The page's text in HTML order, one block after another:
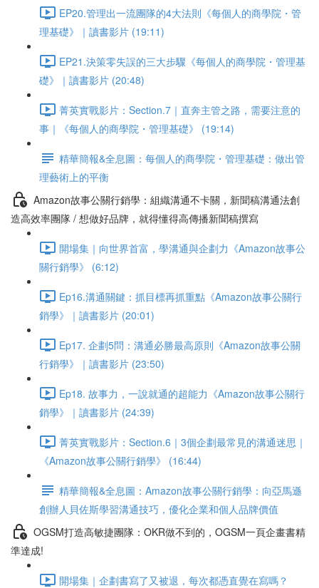
EP20.管理出一流團隊的4大法則《每個人的商學院・管
理基礎》｜讀書影片 (19:11)
EP21.決策零失誤的三大步驟《每個人的商學院・管理基
礎》｜讀書影片 (20:48)
菁英實戰影片：Section.7｜直奔主管之路，需要注意的
事｜《每個人的商學院・管理基礎》 (19:14)
精華簡報&全息圖：每個人的商學院・管理基礎：做出管
理藝術上的平衡
Amazon故事公關行銷學：組織溝通不卡關，新聞稿溝通法創
造高效率團隊 / 想做好品牌，就得懂得高傳播新聞稿撰寫
開場集｜向世界首富，學溝通與企劃力《Amazon故事公
關行銷學》 (6:12)
Ep16.溝通關鍵：抓目標再抓重點《Amazon故事公關行
銷學》｜讀書影片 (20:01)
Ep17. 企劃5問：溝通必勝最高原則《Amazon故事公關
行銷學》｜讀書影片 (23:50)
Ep18. 故事力，一說就通的超能力《Amazon故事公關行
銷學》｜讀書影片 (24:39)
菁英實戰影片：Section.6｜3個企劃最常見的溝通迷思｜
《Amazon故事公關行銷學》 (16:44)
精華簡報&全息圖：Amazon故事公關行銷學：向亞馬遜
創辦人貝佐斯學習溝通技巧，優化企業和個人品牌價值
OGSM打造高敏捷團隊：OKR做不到的，OGSM一頁企畫書精
準達成!
開場集｜企劃書寫了又被退，每次都憑直覺在寫嗎？